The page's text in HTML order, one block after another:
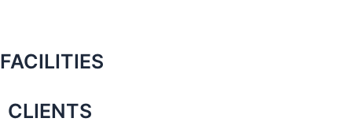
FACILITIES
CLIENTS